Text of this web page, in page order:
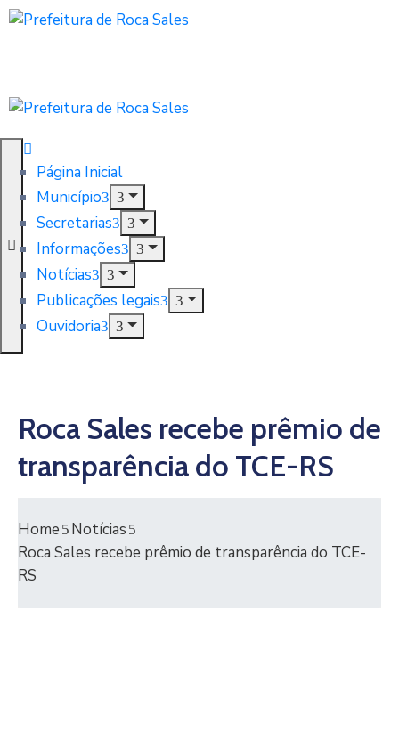
Página Inicial
Município
Secretarias
Informações
Notícias
Publicações legais
Ouvidoria
Roca Sales recebe prêmio de
transparência do TCE-RS
Home
Notícias
Roca Sales recebe prêmio de transparência do TCE-
RS